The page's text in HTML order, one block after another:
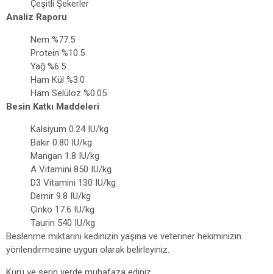
Çeşitli Şekerler
Analiz Raporu
Nem %77.5
Protein %10.5
Yağ %6.5
Ham Kül %3.0
Ham Selüloz %0.05
Besin Katkı Maddeleri
Kalsiyum 0.24 IU/kg
Bakır 0.80 IU/kg
Mangan 1.8 IU/kg
A Vitamini 850 IU/kg
D3 Vitamini 130 IU/kg
Demir 9.8 IU/kg
Çinko 17.6 IU/kg
Taurin 540 IU/kg
Beslenme miktarını kedinizin yaşına ve veteriner hekiminizin
yönlendirmesine uygun olarak belirleyiniz.